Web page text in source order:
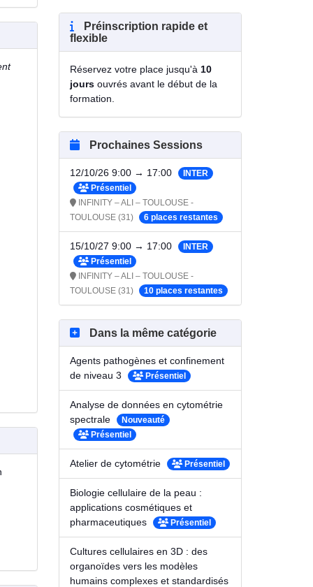
Préinscription rapide et
flexible
Réservez votre place jusqu'à 10
joursouvrés avant le début de la
formation.
Prochaines Sessions
12/10/26 9:00 → 17:00
INTER
Présentiel
INFINITY – ALI – TOULOUSE -
TOULOUSE (31)
6 places restantes
15/10/27 9:00 → 17:00
INTER
Présentiel
INFINITY – ALI – TOULOUSE -
TOULOUSE (31)
10 places restantes
Dans la même catégorie
Agents pathogènes et confinement
de niveau 3
Présentiel
Analyse de données en cytométrie
spectrale
Nouveauté
Présentiel
Atelier de cytométrie Présentiel
Biologie cellulaire de la peau :
applications cosmétiques et
pharmaceutiques
Présentiel
Cultures cellulaires en 3D : des
organoïdes vers les modèles
humains complexes et standardisés